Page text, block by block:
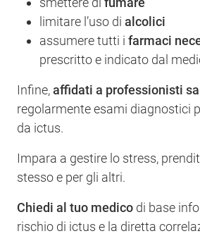
limitare l’uso di alcolici
assumere tutti i farmaci
prescritto e indicato dal
Infine,affidati a professionisti
regolarmente esami diagnostici
da ictus.
Impara a gestire lo stress,
stesso e per gli altri.
Chiedi al tuo medico di base
rischio di ictus e la diretta